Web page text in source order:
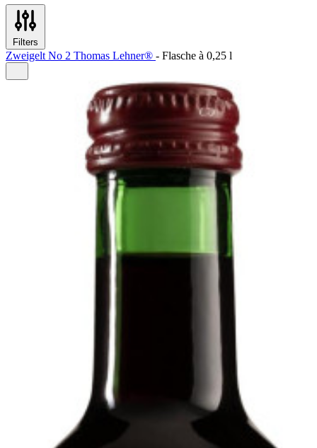
Filters
Zweigelt No 2 Thomas Lehner® - Flasche à 0,25 l